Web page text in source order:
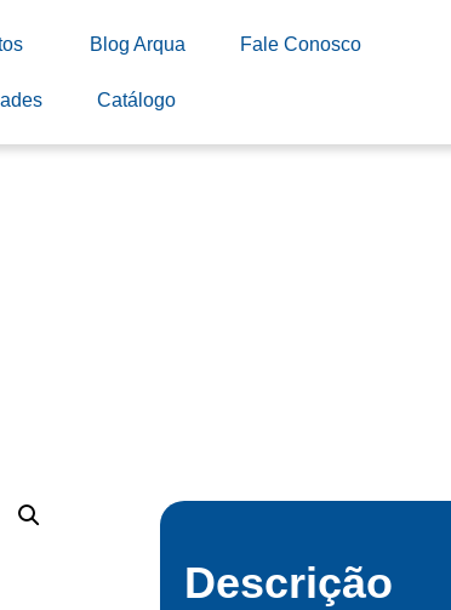
Blog Arqua Fale Conosco
Catálogo
Descrição